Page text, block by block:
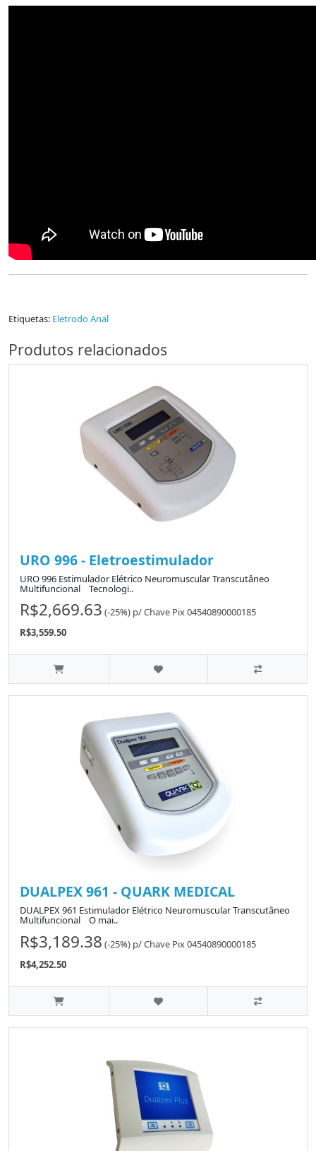
Etiquetas: Eletrodo Anal
Produtos relacionados
URO 996 - Eletroestimulador
URO 996 Estimulador Elétrico Neuromuscular Transcutâneo
Multifuncional Tecnologi..
R$2,669.63 (-25%) p/Chave Pix 04540890000185
R$3,559.50
DUALPEX 961 - QUARK MEDICAL
DUALPEX 961 Estimulador Elétrico Neuromuscular Transcutâneo
Multifuncional O mai..
R$3,189.38 (-25%) p/Chave Pix 04540890000185
R$4,252.50